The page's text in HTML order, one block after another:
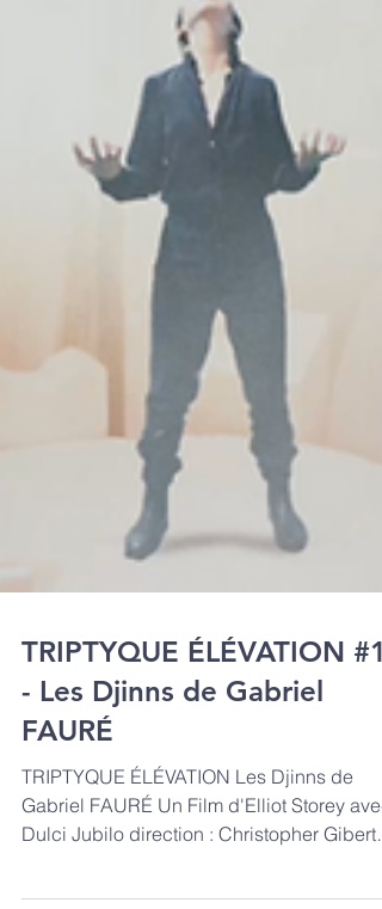
TRIPTYQUE ÉLÉVATION #1
- Les Djinns de Gabriel
FAURÉ
TRIPTYQUE ÉLÉVATION Les Djinns de